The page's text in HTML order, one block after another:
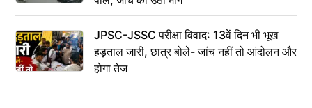
JPSC-JSSC परीक्षा विवाद: 13वें दिन भी भूख
हड़ताल जारी, छात्र बोले- जांच नहीं तो आंदोलन और
होगा तेज